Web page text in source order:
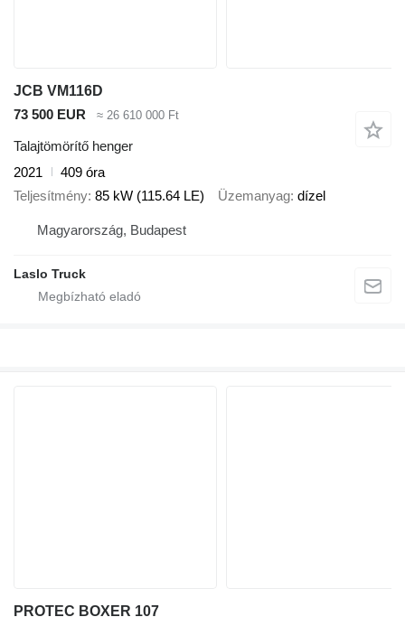
JCB VM116D
73 500 EUR
≈ 26 610 000 Ft
Talajtömörítő henger
2021
409 óra
Teljesítmény 85 kW (115.64 LE) Üzemanyag dízel
Magyarország, Budapest
Laslo Truck
PROTEC BOXER 107